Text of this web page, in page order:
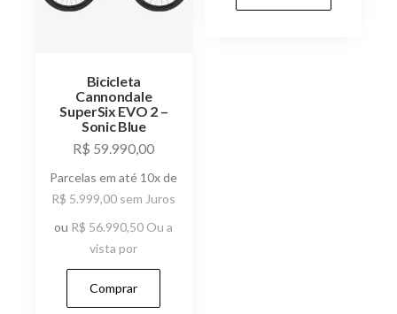
Bicicleta
Cannondale
SuperSix EVO 2 –
Sonic Blue
R$ 59.990,00
Parcelas em até 10x de
R$ 5.999,00 sem Juros
ou R$ 56.990,50 Ou a
vista por
Comprar